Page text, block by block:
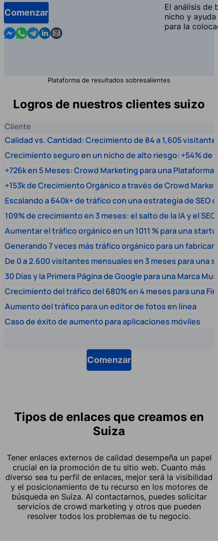
Comenzar
Contact us in Messenger
Contact us in WhatsApp
Contact us in Telegram
Contact us in Linkedin
Contact us by email
El análisis de
nicho y
para la
Plataforma de resultados sobresalientes
Logros de nuestros clientes suizo
Cliente
Calidad vs. Cantidad: Crecimiento de 84 a 1,605
Crecimiento seguro en un nicho de alto riesgo: +54% de
+726k en 5 Meses: Crowd Marketing para una
+153k de Crecimiento Orgánico a través de Crowd
Escalando a 640k+ de tráfico con una estrategia de SEO
109% de crecimiento en 3 meses: el salto de la IA y el SEO
Aumentar el tráfico orgánico en un 1011 % para una
Generando 7 veces más tráfico orgánico para un
De 0 a 2.600 visitantes mensuales en 3 meses para una
30 Días y la Primera Página de Google para una Marca
Crecimiento del tráfico del 680% en 4 meses para una
Aumento del tráfico para un editor de fotos en línea
Caso de éxito de aumento para aplicaciones móviles
Comenzar
Tipos de enlaces que creamos en
Suiza
Tener enlaces externos de calidad desempeña un papel
crucial en la promoción de tu sitio web. Cuanto más
diverso sea tu perfil de enlaces, mejor será la visibilidad
y el posicionamiento de tu recurso en los motores de
búsqueda en Suiza. Al contactarnos, puedes solicitar
servicios de crowd marketing y otros que pueden
resolver todos los problemas de tu negocio.